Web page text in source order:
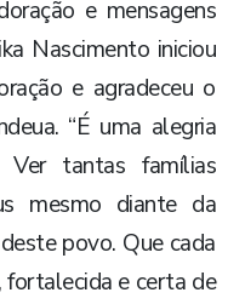
e mensagens
Nascimento iniciou
e agradeceu o
“É uma alegria
tantas famílias
mesmo diante da
povo. Que cada
fortalecida e certa de